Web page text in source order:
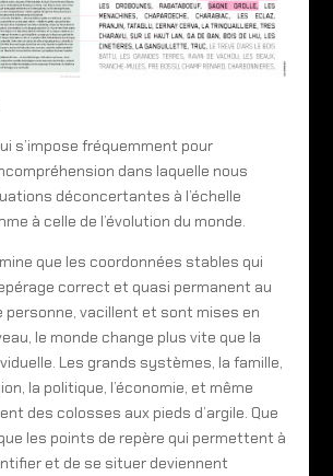
s’impose fréquemment pour
dans laquelle nous
déconcertantes à l’échelle
à celle de l’évolution du monde.
que les coordonnées stables qui
correct et quasi permanent au
personne, vacillent et sont mises en
le monde change plus vite que la
Les grands systèmes, la famille,
la politique, l’économie, et même
des colosses aux pieds d’argile. Que
les points de repère qui permettent à
et de se situer deviennent